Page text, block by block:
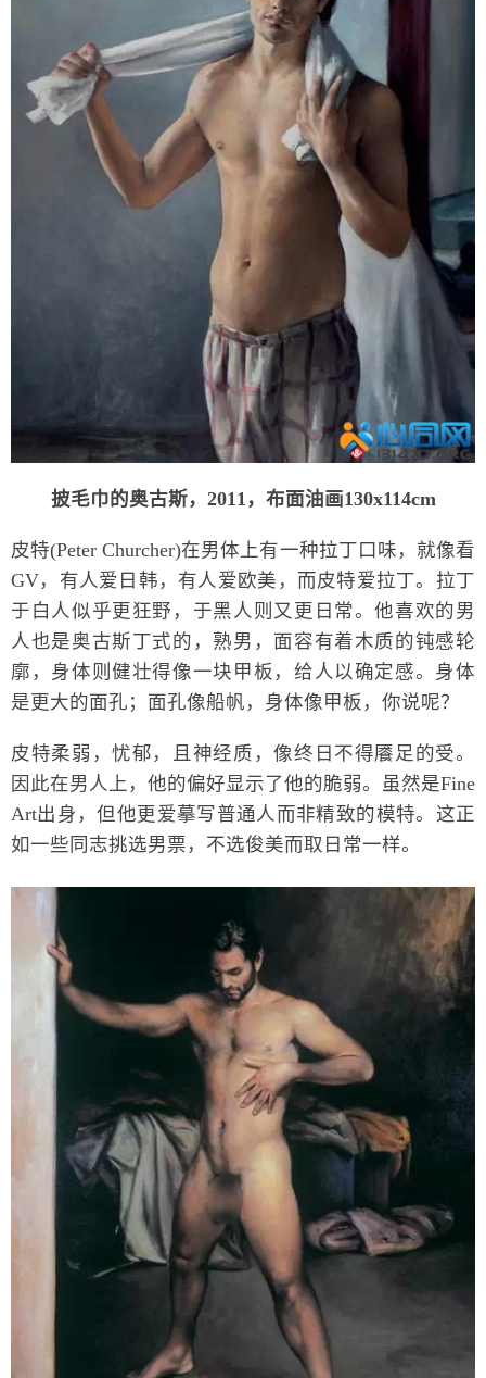
披毛巾的奥古斯，2011，布面油画130x114cm
皮特(Peter Churcher)在男体上有一种拉丁口味，就像看
GV，有人爱日韩，有人爱欧美，而皮特爱拉丁。拉丁
于白人似乎更狂野，于黑人则又更日常。他喜欢的男
人也是奥古斯丁式的，熟男，面容有着木质的钝感轮
廓，身体则健壮得像一块甲板，给人以确定感。身体
是更大的面孔；面孔像船帆，身体像甲板，你说呢？
皮特柔弱，忧郁，且神经质，像终日不得餍足的受。
因此在男人上，他的偏好显示了他的脆弱。虽然是Fine
Art出身，但他更爱摹写普通人而非精致的模特。这正
如一些同志挑选男票，不选俊美而取日常一样。